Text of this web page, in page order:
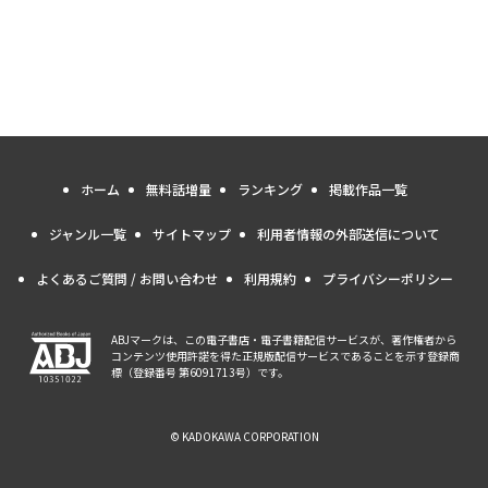
ホーム 無料話増量 ランキング 掲載作品一覧
ジャンル一覧 サイトマップ 利用者情報の外部送信について
よくあるご質問 / お問い合わせ 利用規約 プライバシーポリシー
ABJマークは、この電子書店・電子書籍配信サービスが、著作権者から
コンテンツ使用許諾を得た正規版配信サービスであることを示す登録商
標（登録番号 第6091713号）です。
© KADOKAWA CORPORATION